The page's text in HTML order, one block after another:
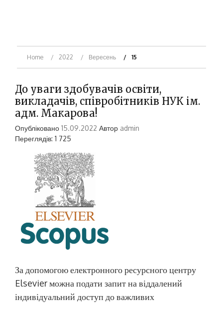
Home 2022 Вересень 15
До уваги здобувачів освіти,
викладачів, співробітників НУК ім.
адм. Макарова!
Опубліковано 15.09.2022 Автор admin
Переглядів: 1 725
За допомогою електронного ресурсного центру
Elsevier можна подати запит на віддалений
індивідуальний доступ до важливих